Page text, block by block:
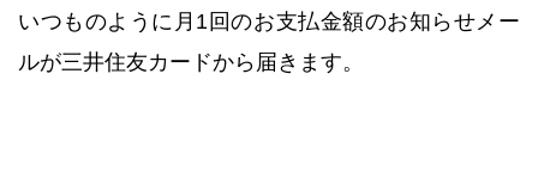
いつものように月1回のお支払金額のお知らせメー
ルが三井住友カードから届きます。